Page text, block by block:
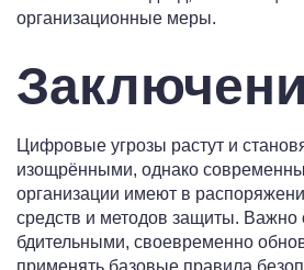
организационные меры.
Цифровые угрозы растут и
изощрёнными, однако
организации имеют в
средств и методов защиты. Важно
бдительными, своевременно